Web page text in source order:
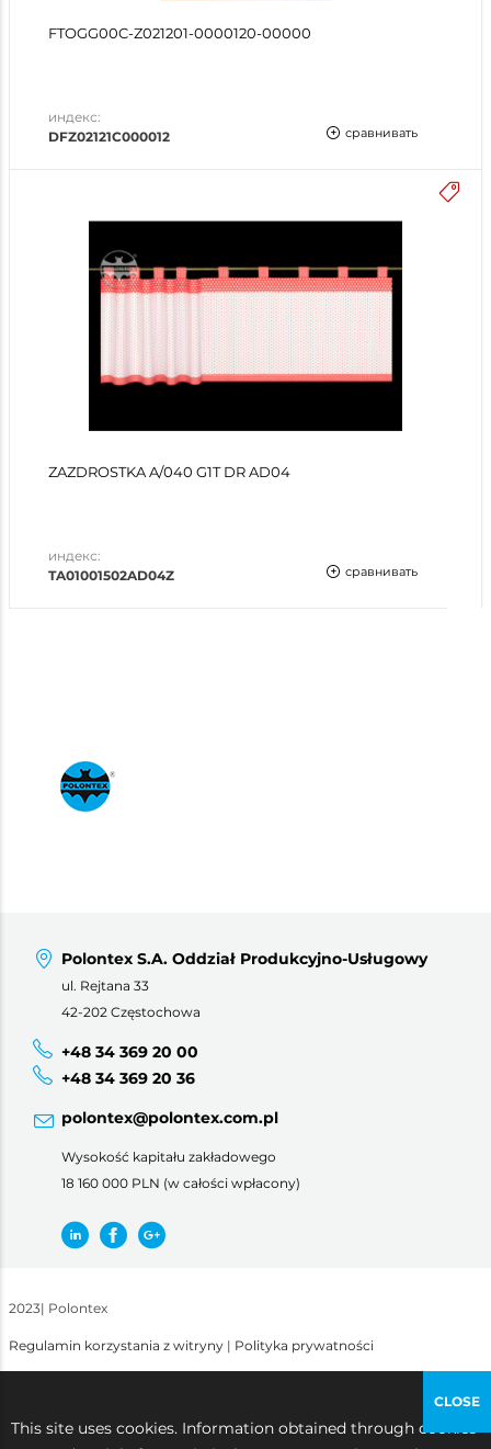
This site uses cookies. Information obtained through cookies
CLOSE
FTOGG00C-Z021201-0000120-00000
индекс:
DFZ02121C000012
сравнивать
ZAZDROSTKA A/040 G1T DR AD04
индекс:
TA01001502AD04Z
сравнивать
Polontex S.A. Oddział Produkcyjno-Usługowy
ul. Rejtana 33
42-202 Częstochowa
+48 34 369 20 00
+48 34 369 20 36
polontex@polontex.com.pl
Wysokość kapitału zakładowego
18 160 000 PLN (w całości wpłacony)
2023| Polontex
Regulamin korzystania z witryny | Polityka prywatności